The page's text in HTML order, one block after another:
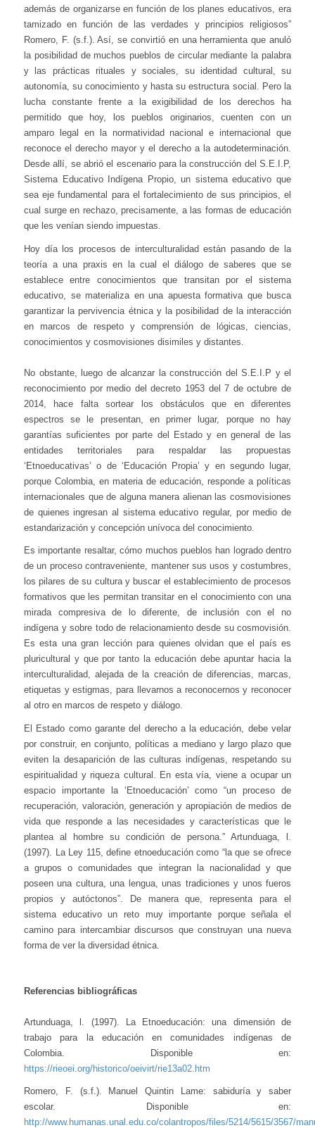
además de organizarse en función de los planes educativos, era
tamizado en función de las verdades y principios religiosos”
Romero, F. (s.f.). Así, se convirtió en una herramienta que anuló
la posibilidad de muchos pueblos de circular mediante la palabra
y las prácticas rituales y sociales, su identidad cultural, su
autonomía, su conocimiento y hasta su estructura social. Pero la
lucha constante frente a la exigibilidad de los derechos ha
permitido que hoy, los pueblos originarios, cuenten con un
amparo legal en la normatividad nacional e internacional que
reconoce el derecho mayor y el derecho a la autodeterminación.
Desde allí, se abrió el escenario para la construcción del S.E.I.P,
Sistema Educativo Indígena Propio, un sistema educativo que
sea eje fundamental para el fortalecimiento de sus principios, el
cual surge en rechazo, precisamente, a las formas de educación
que les venían siendo impuestas.
Hoy día los procesos de interculturalidad están pasando de la
teoría a una praxis en la cual el diálogo de saberes que se
establece entre conocimientos que transitan por el sistema
educativo, se materializa en una apuesta formativa que busca
garantizar la pervivencia étnica y la posibilidad de la interacción
en marcos de respeto y comprensión de lógicas, ciencias,
conocimientos y cosmovisiones disimiles y distantes.
No obstante, luego de alcanzar la construcción del S.E.I.P y el
reconocimiento por medio del decreto 1953 del 7 de octubre de
2014, hace falta sortear los obstáculos que en diferentes
espectros se le presentan, en primer lugar, porque no hay
garantías suficientes por parte del Estado y en general de las
entidades territoriales para respaldar las propuestas
‘Etnoeducativas’ o de ‘Educación Propia’ y en segundo lugar,
porque Colombia, en materia de educación, responde a políticas
internacionales que de alguna manera alienan las cosmovisiones
de quienes ingresan al sistema educativo regular, por medio de
estandarización y concepción unívoca del conocimiento.
Es importante resaltar, cómo muchos pueblos han logrado dentro
de un proceso contraveniente, mantener sus usos y costumbres,
los pilares de su cultura y buscar el establecimiento de procesos
formativos que les permitan transitar en el conocimiento con una
mirada compresiva de lo diferente, de inclusión con el no
indígena y sobre todo de relacionamiento desde su cosmovisión.
Es esta una gran lección para quienes olvidan que el país es
pluricultural y que por tanto la educación debe apuntar hacia la
interculturalidad, alejada de la creación de diferencias, marcas,
etiquetas y estigmas, para llevarnos a reconocernos y reconocer
al otro en marcos de respeto y diálogo.
El Estado como garante del derecho a la educación, debe velar
por construir, en conjunto, políticas a mediano y largo plazo que
eviten la desaparición de las culturas indígenas, respetando su
espiritualidad y riqueza cultural. En esta vía, viene a ocupar un
espacio importante la ‘Etnoeducación’ como “un proceso de
recuperación, valoración, generación y apropiación de medios de
vida que responde a las necesidades y características que le
plantea al hombre su condición de persona.” Artunduaga, l.
(1997). La Ley 115, define etnoeducación como “la que se ofrece
a grupos o comunidades que integran la nacionalidad y que
poseen una cultura, una lengua, unas tradiciones y unos fueros
propios y autóctonos”. De manera que, representa para el
sistema educativo un reto muy importante porque señala el
camino para intercambiar discursos que construyan una nueva
forma de ver la diversidad étnica.
Referencias bibliográficas
Artunduaga, l. (1997). La Etnoeducación: una dimensión de
trabajo para la educación en comunidades indígenas de
Colombia. Disponible en:
https://rieoei.org/historico/oeivirt/rie13a02.htm
Romero, F. (s.f.). Manuel Quintin Lame: sabiduría y saber
escolar. Disponible en:
http://www.humanas.unal.edu.co/colantropos/files/5214/5615/3567/